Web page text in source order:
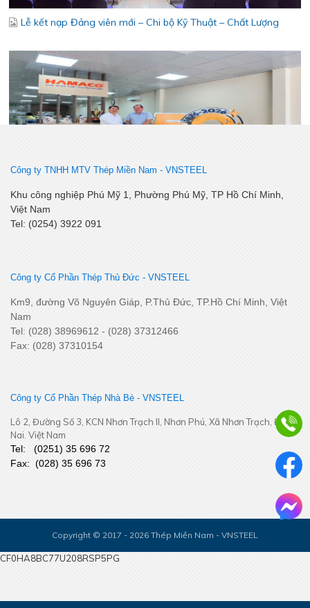
SSCV tăng cường kết nối, phát triển tiêu thụ tại thị trường
Miền Tây Nam Bộ
Bám sát thị trường khu vực Đồng Tháp - Cần Thơ – Cà Mau –
An Giang – Phú Quốc - Tăng cường kết nối, chủ động thích ứng
YEP 2025
Công ty TNHH MTV Thép Miền Nam - VNSTEEL
Khu công nghiệp Phú Mỹ 1, Phường Phú Mỹ, TP Hồ Chí Minh,
Việt Nam
Tel: (0254) 3922 091
Công ty Cổ Phần Thép Thủ Đức - VNSTEEL
Km9, đường Võ Nguyên Giáp, P.Thủ Đức, TP.Hồ Chí Minh, Việt
Nam
Tel: (028) 38969612 - (028) 37312466
Fax: (028) 37310154
Công ty Cổ Phần Thép Nhà Bè - VNSTEEL
Lô 2, Đường Số 3, KCN Nhơn Trạch II, Nhơn Phú, Xã Nhơn Trạch, Đồng
Nai. Việt Nam
Tel: (0251) 35 696 72
Fax: (028) 35 696 73
Copyright © 2017 - 2026 Thép Miền Nam - VNSTEEL
CF0HA8BC77U208RSP5PG